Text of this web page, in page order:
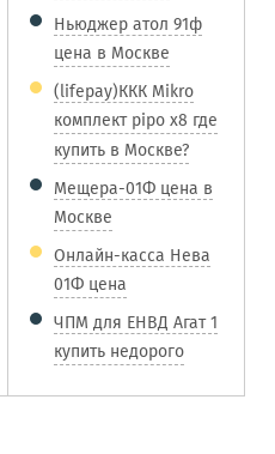
Ньюджер атол 91ф
цена в Москве
(lifepay)ККК Mikro
комплект pipo x8 где
купить в Москве?
Мещера-01Ф цена в
Москве
Онлайн-касса Нева
01Ф цена
ЧПМ для ЕНВД Агат 1
купить недорого